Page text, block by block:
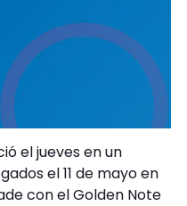
el jueves en un
el 11 de mayo en
con el Golden Note